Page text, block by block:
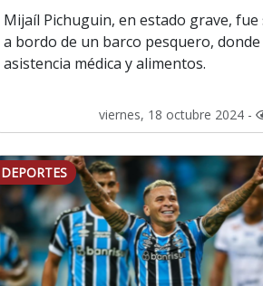
Mijaíl Pichuguin, en estado grave, fue
a bordo de un barco pesquero,
asistencia médica y alimentos.
viernes, 18 octubre 2024 -
DEPORTES